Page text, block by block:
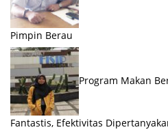
Pimpin Berau
Program Makan
Fantastis, Efektivitas